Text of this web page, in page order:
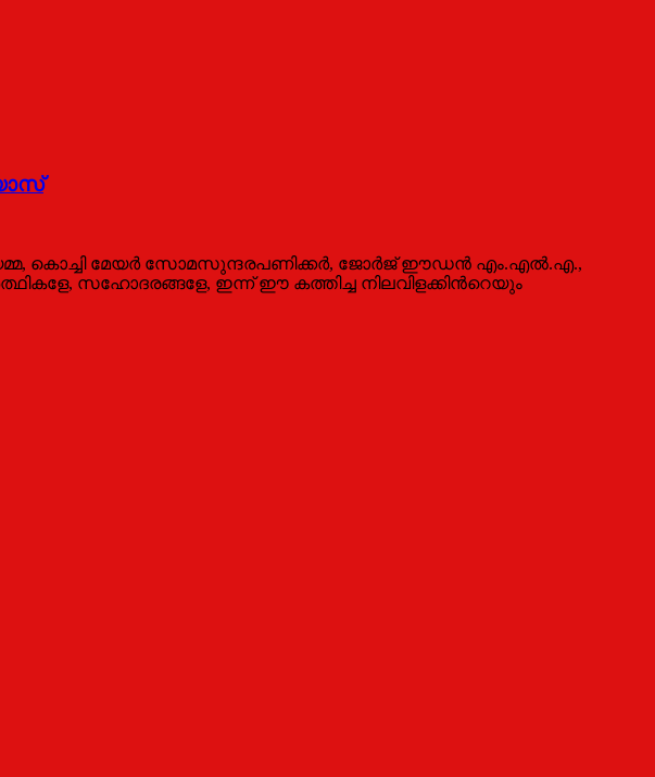
കൊച്ചി മേയര്‍ സോമസുന്ദരപണിക്കര്‍, ജോര്‍ജ് ഈഡന്‍ എം.എല്‍.എ.,
സഹോദരങ്ങളേ, ഇന്ന് ഈ കത്തിച്ച നിലവിളക്കിന്‍റെയും